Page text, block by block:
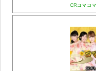
CRコマコ